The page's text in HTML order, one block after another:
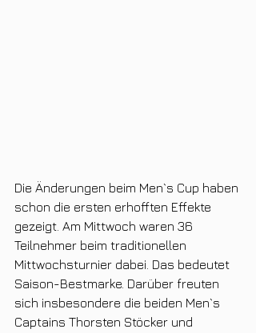
Die Änderungen beim Men`s Cup haben
schon die ersten erhofften Effekte
gezeigt. Am Mittwoch waren 36
Teilnehmer beim traditionellen
Mittwochsturnier dabei. Das bedeutet
Saison-Bestmarke. Darüber freuten
sich insbesondere die beiden Men`s
Captains Thorsten Stöcker und